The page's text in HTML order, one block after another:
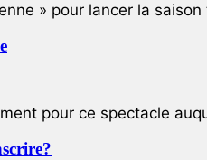
» pour lancer la
pour ce spectacle